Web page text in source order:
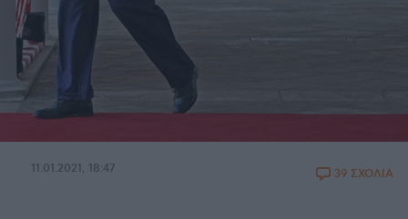
11.01.2021, 18:47 39 ΣΧΟΛΙΑ